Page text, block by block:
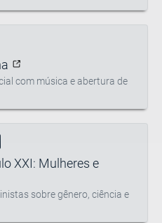
com música e abertura de
XXI: Mulheres e
sobre gênero, ciência e